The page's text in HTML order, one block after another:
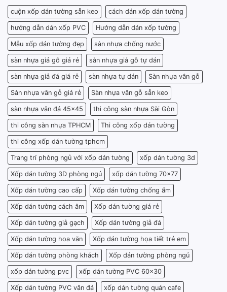
cuộn xốp dán tường sẵn keo cách dán xốp dán tường
hướng dẫn dán xốp PVC Hướng dẫn dán xốp tường
Mẫu xốp dán tường đẹp sàn nhựa chống nước
sàn nhựa giả gỗ giá rẻ sàn nhựa giả gỗ tự dán
sàn nhựa giả đá giá rẻ sàn nhựa tự dán Sàn nhựa vân gỗ
Sàn nhựa vân gỗ giá rẻ Sàn nhựa vân gỗ sẵn keo
sàn nhựa vân đá 45x45 thi công sàn nhựa Sài Gòn
thi công sàn nhựa TPHCM Thi công xốp dán tường
thi công xốp dán tường tphcm
Trang trí phòng ngủ với xốp dán tường xốp dán tường 3d
Xốp dán tường 3D phòng ngủ xốp dán tường 70x77
Xốp dán tường cao cấp Xốp dán tường chống ẩm
Xốp dán tường cách âm Xốp dán tường giá rẻ
Xốp dán tường giả gạch Xốp dán tường giả đá
Xốp dán tường hoa văn Xốp dán tường họa tiết trẻ em
Xốp dán tường phòng khách Xốp dán tường phòng ngủ
xốp dán tường pvc xốp dán tường PVC 60x30
Xốp dán tường PVC vân đá xốp dán tường quán cafe